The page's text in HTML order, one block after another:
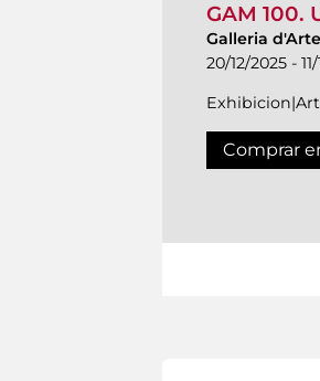
GAM 100.
Galleria
20/12/2025 -
Comprar